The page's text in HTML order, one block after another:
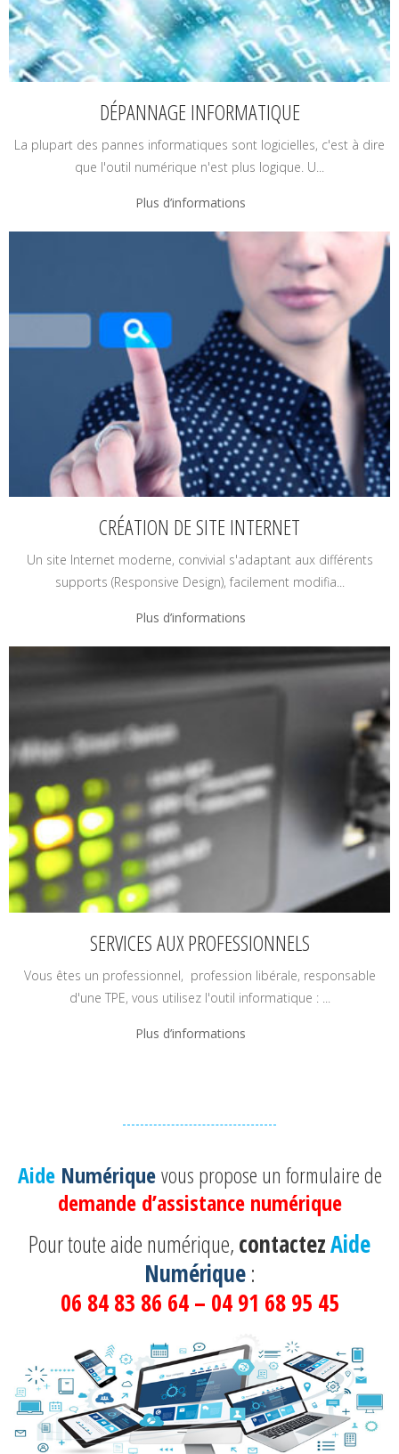
DÉPANNAGE INFORMATIQUE
La plupart des pannes informatiques sont logicielles, c'est à dire
que l'outil numérique n'est plus logique. U...
Plus d’informations
CRÉATION DE SITE INTERNET
Un site Internet moderne, convivial s'adaptant aux différents
supports (Responsive Design), facilement modifia...
Plus d’informations
SERVICES AUX PROFESSIONNELS
Vous êtes un professionnel, profession libérale, responsable
d'une TPE, vous utilisez l'outil informatique : ...
Plus d’informations
Aide Numériquevous propose un formulaire de
demande d’assistance numérique
Pour toute aide numérique,contactezAide
Numérique:
06 84 83 86 64 – 04 91 68 95 45